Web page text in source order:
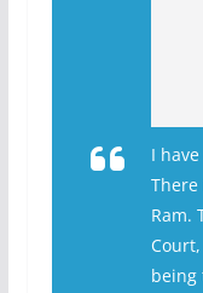
I
Ram.
being